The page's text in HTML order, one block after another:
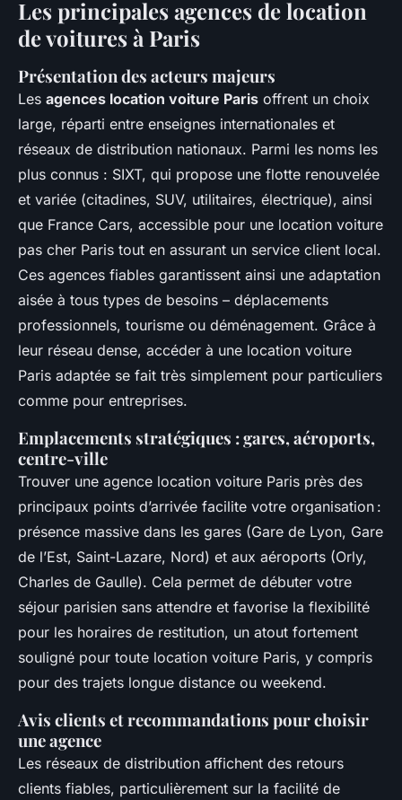
Les principales agences de location
de voitures à Paris
Présentation des acteurs majeurs
Les agences location voiture Paris offrent un choix
large, réparti entre enseignes internationales et
réseaux de distribution nationaux. Parmi les noms les
plus connus : SIXT, qui propose une flotte renouvelée
et variée (citadines, SUV, utilitaires, électrique), ainsi
que France Cars, accessible pour une location voiture
pas cher Paris tout en assurant un service client local.
Ces agences fiables garantissent ainsi une adaptation
aisée à tous types de besoins – déplacements
professionnels, tourisme ou déménagement. Grâce à
leur réseau dense, accéder à une location voiture
Paris adaptée se fait très simplement pour particuliers
comme pour entreprises.
Emplacements stratégiques : gares, aéroports,
centre-ville
Trouver une agence location voiture Paris près des
principaux points d’arrivée facilite votre organisation :
présence massive dans les gares (Gare de Lyon, Gare
de l’Est, Saint-Lazare, Nord) et aux aéroports (Orly,
Charles de Gaulle). Cela permet de débuter votre
séjour parisien sans attendre et favorise la flexibilité
pour les horaires de restitution, un atout fortement
souligné pour toute location voiture Paris, y compris
pour des trajets longue distance ou weekend.
Avis clients et recommandations pour choisir
une agence
Les réseaux de distribution affichent des retours
clients fiables, particulièrement sur la facilité de